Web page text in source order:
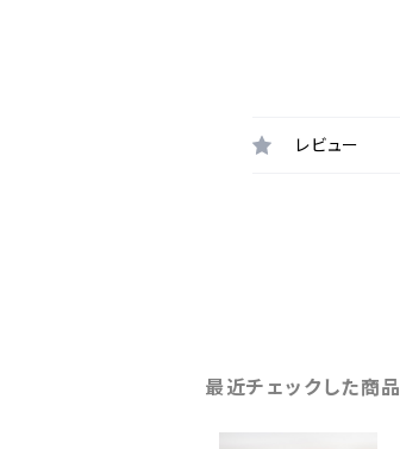
レビュー
最近チェックした商品